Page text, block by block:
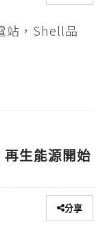
生能源開始
分享